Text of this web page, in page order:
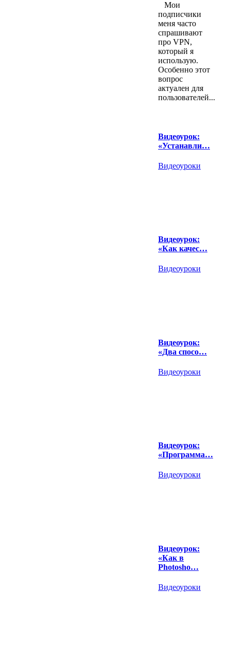
Мои
подписчики
меня часто
спрашивают
про VPN,
который я
использую.
Особенно этот
вопрос
актуален для
пользователей...
Видеоурок:
«Устанавли…
Видеоуроки
Видеоурок:
«Как качес…
Видеоуроки
Видеоурок:
«Два спосо…
Видеоуроки
Видеоурок:
«Программа…
Видеоуроки
Видеоурок:
«Как в
Photosho…
Видеоуроки